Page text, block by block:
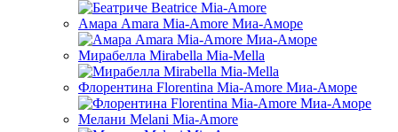
Амара Amara Mia-Amore Миа-Аморе
Мирабелла Mirabella Mia-Mella
Флорентина Florentina Mia-Amore Миа-Аморе
Мелани Melani Mia-Amore